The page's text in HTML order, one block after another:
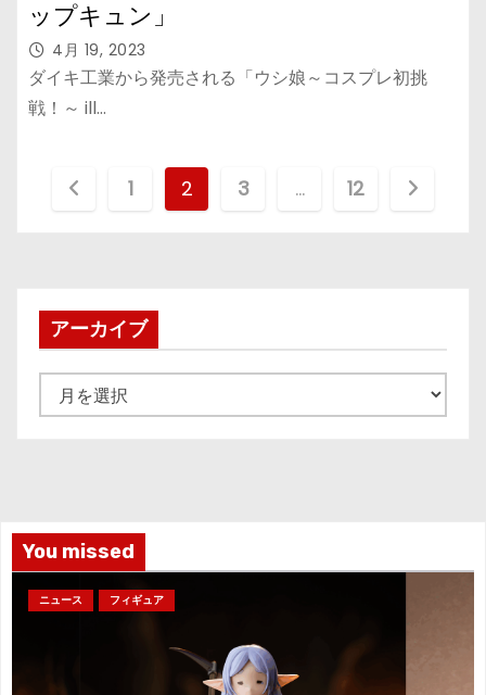
ップキュン」
4月 19, 2023
ダイキ工業から発売される「ウシ娘～コスプレ初挑
戦！～ ill…
投
ペ
ー
ジ
1 2 3 … 12
アーカイブ
ー
You missed
ニュース フィギュア